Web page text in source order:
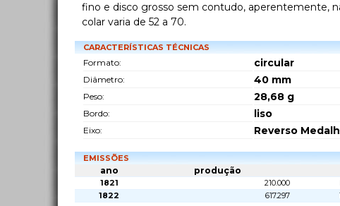
fino e disco grosso sem contudo, aperentemente,
colar varia de 52 a 70.
CARACTERÍSTICAS TÉCNICAS
Formato: circular
Diâmetro: 40 mm
Peso: 28,68 g
Bordo: liso
Eixo: Reverso
EMISSÕES
ano produção
1821 210.000
1822
617.297